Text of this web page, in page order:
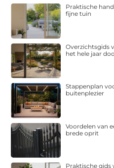
Praktische
fijne tuin
Overzichtsgids
het hele jaar
Stappenplan
buitenplezier
Voordelen van
brede oprit
Praktische gids